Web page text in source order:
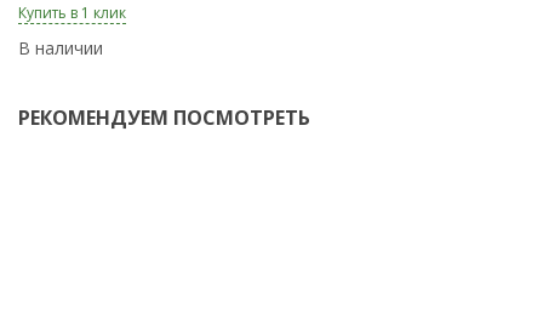
Купить в 1 клик
В наличии
РЕКОМЕНДУЕМ ПОСМОТРЕТЬ